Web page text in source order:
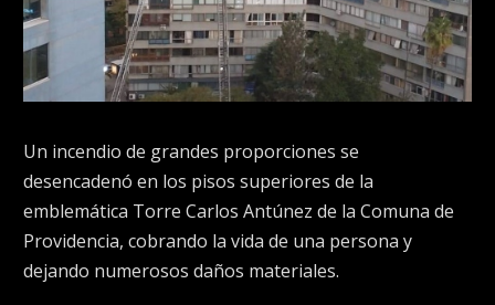
Un incendio de grandes proporciones se
desencadenó en los pisos superiores de la
emblemática Torre Carlos Antúnez de la Comuna de
Providencia, cobrando la vida de una persona y
dejando numerosos daños materiales.